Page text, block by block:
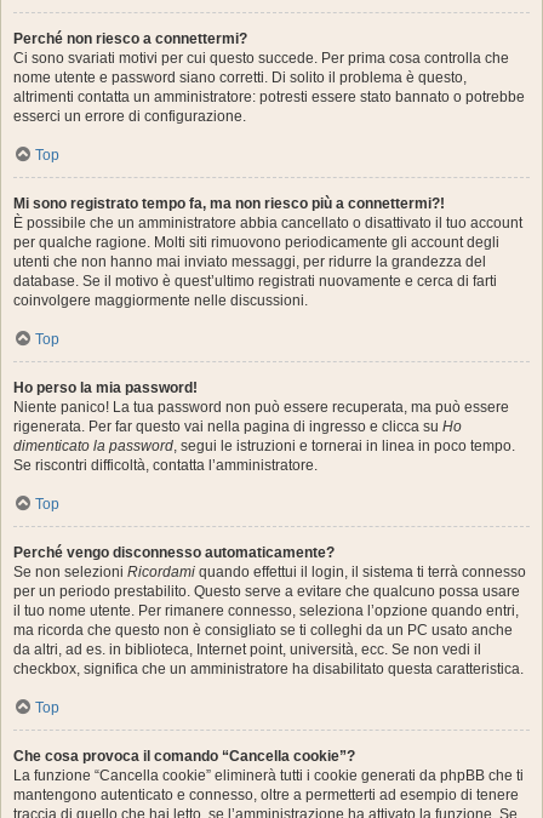
Perché non riesco a connettermi?
Ci sono svariati motivi per cui questo succede. Per prima cosa controlla che
nome utente e password siano corretti. Di solito il problema è questo,
altrimenti contatta un amministratore: potresti essere stato bannato o potrebbe
esserci un errore di configurazione.
Top
Mi sono registrato tempo fa, ma non riesco più a connettermi?!
È possibile che un amministratore abbia cancellato o disattivato il tuo account
per qualche ragione. Molti siti rimuovono periodicamente gli account degli
utenti che non hanno mai inviato messaggi, per ridurre la grandezza del
database. Se il motivo è quest’ultimo registrati nuovamente e cerca di farti
coinvolgere maggiormente nelle discussioni.
Top
Ho perso la mia password!
Niente panico! La tua password non può essere recuperata, ma può essere
rigenerata. Per far questo vai nella pagina di ingresso e clicca su Ho
dimenticato la password, segui le istruzioni e tornerai in linea in poco tempo.
Se riscontri difficoltà, contatta l’amministratore.
Top
Perché vengo disconnesso automaticamente?
Se non selezioni Ricordami quando effettui il login, il sistema ti terrà connesso
per un periodo prestabilito. Questo serve a evitare che qualcuno possa usare
il tuo nome utente. Per rimanere connesso, seleziona l’opzione quando entri,
ma ricorda che questo non è consigliato se ti colleghi da un PC usato anche
da altri, ad es. in biblioteca, Internet point, università, ecc. Se non vedi il
checkbox, significa che un amministratore ha disabilitato questa caratteristica.
Top
Che cosa provoca il comando “Cancella cookie”?
La funzione “Cancella cookie” eliminerà tutti i cookie generati da phpBB che ti
mantengono autenticato e connesso, oltre a permetterti ad esempio di tenere
traccia di quello che hai letto, se l’amministrazione ha attivato la funzione. Se